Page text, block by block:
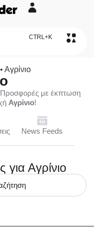
CTRL+K
• Αγρίνιο
Προσφορές με έκπτωση
Αγρίνιο!
News Feeds
Αγρίνιο